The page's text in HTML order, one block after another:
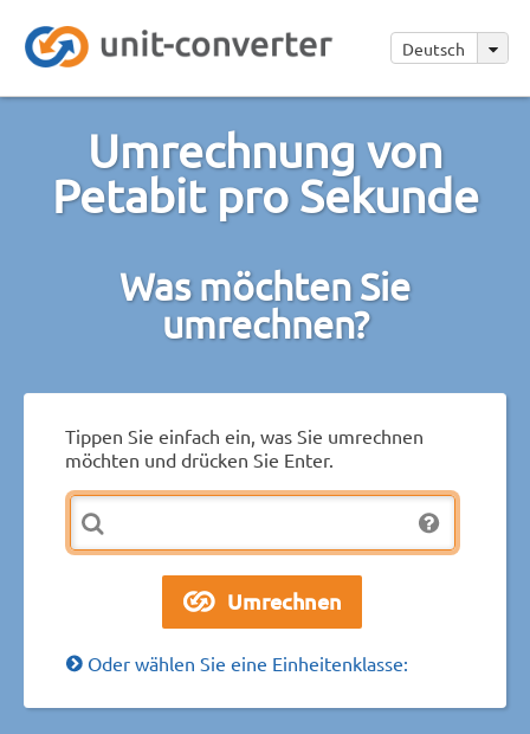
Deutsch
Umrechnung von
Petabit pro Sekunde
Was möchten Sie
umrechnen?
Tippen Sie einfach ein, was Sie umrechnen
möchten und drücken Sie Enter.
Oder wählen Sie eine Einheitenklasse: